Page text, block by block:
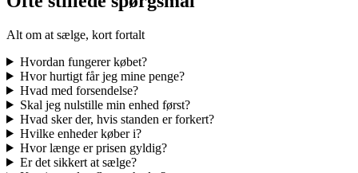
Alt om at sælge, kort fortalt
Hvordan fungerer købet?
Hvor hurtigt får jeg mine penge?
Hvad med forsendelse?
Skal jeg nulstille min enhed først?
Hvad sker der, hvis standen er forkert?
Hvilke enheder køber i?
Hvor længe er prisen gyldig?
Er det sikkert at sælge?